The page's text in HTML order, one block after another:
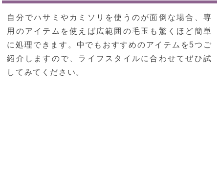
自分でハサミやカミソリを使うのが面倒な場合、専
用のアイテムを使えば広範囲の毛玉も驚くほど簡単
に処理できます。中でもおすすめのアイテムを5つご
紹介しますので、ライフスタイルに合わせてぜひ試
してみてください。